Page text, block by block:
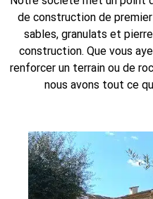
de construction de
sables, granulats et
construction. Que vous
renforcer un terrain ou de
nous avons tout ce